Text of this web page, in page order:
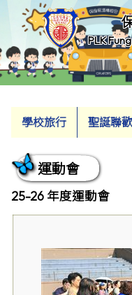
PLK
學校旅行 聖誕聯歡
運動會
25-26 年度運動會